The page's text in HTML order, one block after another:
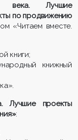
века. Лучшие
по продвижению
«Читаем вместе.
книги;
книжный
Лучшие проекты
: